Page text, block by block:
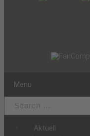
Menu
Aktuell